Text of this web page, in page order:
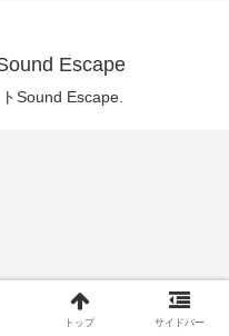
Escape
Sound Escape.
トップ サイドバー